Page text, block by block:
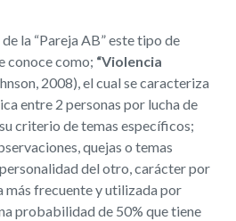
la “Pareja AB” este tipo de
conoce como; “Violencia
2008), el cual se caracteriza
entre 2 personas por lucha de
criterio de temas específicos;
quejas o temas
del otro, carácter por
​más frecuente y utilizada por
probabilidad de ​50% que tiene